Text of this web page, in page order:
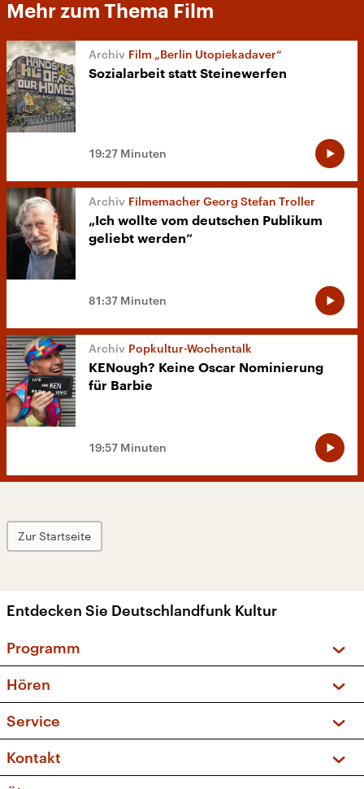
Mehr zum Thema Film
Film „Berlin Utopiekadaver“
Sozialarbeit statt Steinewerfen
19:27 Minuten
Filmemacher Georg Stefan Troller
„Ich wollte vom deutschen Publikum
geliebt werden“
81:37 Minuten
Popkultur-Wochentalk
KENough? Keine Oscar Nominierung
für Barbie
19:57 Minuten
Zur Startseite
Entdecken Sie Deutschlandfunk Kultur
Programm
Sendungen und Podcasts
Musikliste
Kakadu – Das Kinderprogramm
Hören
Frequenzen (UKW + DAB+)
Service
FAQ
Apps
Kontakt